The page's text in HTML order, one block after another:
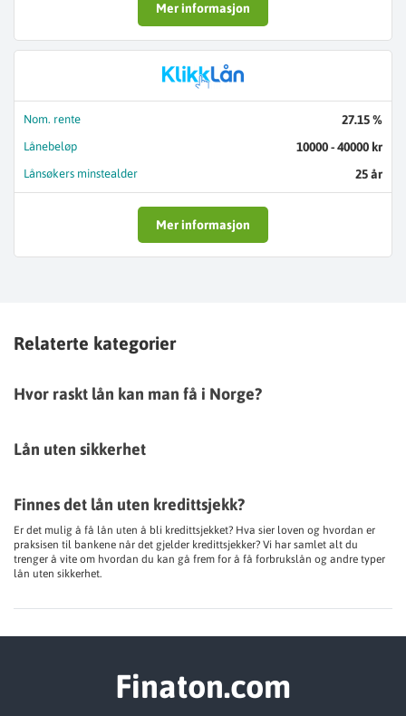
Mer informasjon
Nom. rente 27.15 %
Lånebeløp 10000 - 40000 kr
Lånsøkers minstealder 25 år
Mer informasjon
Relaterte kategorier
Hvor raskt lån kan man få i Norge?
Lån uten sikkerhet
Finnes det lån uten kredittsjekk?
Er det mulig å få lån uten å bli kredittsjekket? Hva sier loven og hvordan er
praksisen til bankene når det gjelder kredittsjekker? Vi har samlet alt du
trenger å vite om hvordan du kan gå frem for å få forbrukslån og andre typer
lån uten sikkerhet.
Finaton.com